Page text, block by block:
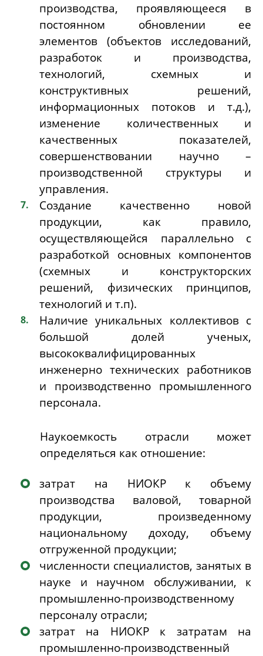
производства, проявляющееся в
постоянном обновлении ее
элементов (объектов исследований,
разработок и производства,
технологий, схемных и
конструктивных решений,
информационных потоков и т.д.),
изменение количественных и
качественных показателей,
совершенствовании научно –
производственной структуры и
управления.
Создание качественно новой
продукции, как правило,
осуществляющейся параллельно с
разработкой основных компонентов
(схемных и конструкторских
решений, физических принципов,
технологий и т.п).
Наличие уникальных коллективов с
большой долей ученых,
высококвалифицированных
инженерно технических работников
и производственно промышленного
персонала.
Наукоемкость отрасли может
определяться как отношение:
затрат на НИОКР к объему
производства валовой, товарной
продукции, произведенному
национальному доходу, объему
отгруженной продукции;
численности специалистов, занятых в
науке и научном обслуживании, к
промышленно-производственному
персоналу отрасли;
затрат на НИОКР к затратам на
промышленно-производственный